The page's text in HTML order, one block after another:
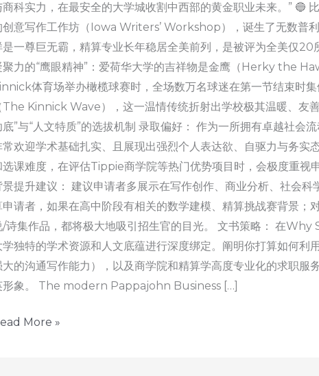
商科实力，在最安全的大学城收割中西部的黄金职业未来。” 🔵
创意写作工作坊（Iowa Writers’ Workshop），诞生了无数普
是一尊巨无霸，精算专业长年稳居全美前列，是被评为全美仅
聚力的“鹰眼精神”：爱荷华大学的吉祥物是金鹰（Herky the
体育场举办橄榄球赛时，全场数万名球迷在第一节结束时
The Kinnick Wave），这一温情传统折射出学校极其温暖、友
底”与“人文特质”的选拔机制 录取偏好： 作为一所拥有卓越社会
常欢迎学术基础扎实、且展现出强烈个人表达欲、自驱力与务
选课难度，在评估Tippie商学院等热门优势项目时，会极度重视
景提升建议： 建议申请者多展示在写作创作、商业分析、社会
申请者，如果在高中阶段有相关的数学建模、精算挑战赛背景；
/诗集作品，都将极大地吸引招生官的目光。 文书策略： 在
学独特的学术资源和人文底蕴进行深度绑定。阐明你打算如何利
大的沟通写作能力），以及商学院和精算学高度专业化的求职服
形象。 The modern Pappajohn Business […]
More »